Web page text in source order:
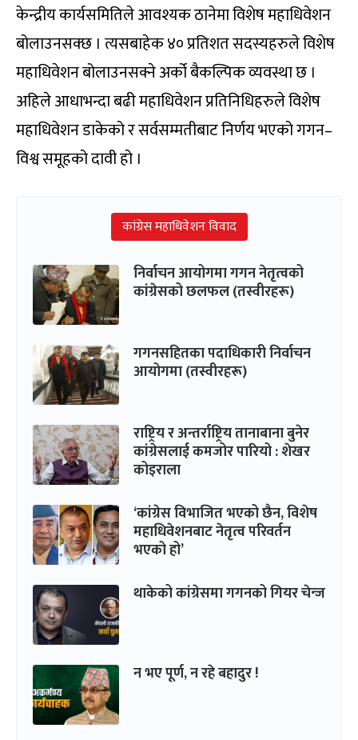
केन्द्रीय कार्यसमितिले आवश्यक ठानेमा विशेष महाधिवेशन
बोलाउनसक्छ । त्यसबाहेक ४० प्रतिशत सदस्यहरुले विशेष
महाधिवेशन बोलाउनसक्ने अर्को बैकल्पिक व्यवस्था छ ।
अहिले आधाभन्दा बढी महाधिवेशन प्रतिनिधिहरुले विशेष
महाधिवेशन डाकेको र सर्वसम्मतीबाट निर्णय भएको गगन–
विश्व समूहको दावी हो ।
कांग्रेस महाधिवेशन विवाद
निर्वाचन आयोगमा गगन नेतृत्वको
कांग्रेसको छलफल (तस्वीरहरू)
गगनसहितका पदाधिकारी निर्वाचन
आयोगमा (तस्वीरहरू)
राष्ट्रिय र अन्तर्राष्ट्रिय तानाबाना बुनेर
कांग्रेसलाई कमजोर पारियो : शेखर
कोइराला
‘कांग्रेस विभाजित भएको छैन, विशेष
महाधिवेशनबाट नेतृत्व परिवर्तन
भएको हो’
थाकेको कांग्रेसमा गगनको गियर चेन्ज
न भए पूर्ण, न रहे बहादुर !